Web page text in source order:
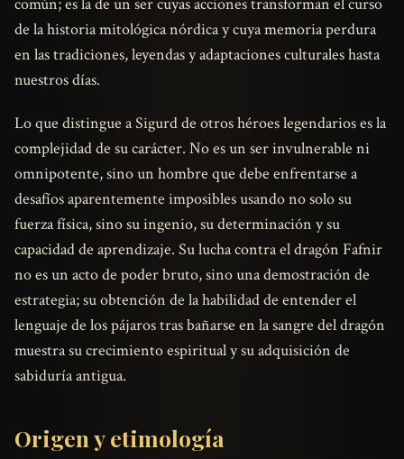
común; es la de un ser cuyas acciones transforman el curso
de la historia mitológica nórdica y cuya memoria perdura
en las tradiciones, leyendas y adaptaciones culturales hasta
nuestros días.
Lo que distingue a Sigurd de otros héroes legendarios es la
complejidad de su carácter. No es un ser invulnerable ni
omnipotente, sino un hombre que debe enfrentarse a
desafíos aparentemente imposibles usando no solo su
fuerza física, sino su ingenio, su determinación y su
capacidad de aprendizaje. Su lucha contra el dragón Fafnir
no es un acto de poder bruto, sino una demostración de
estrategia; su obtención de la habilidad de entender el
lenguaje de los pájaros tras bañarse en la sangre del dragón
muestra su crecimiento espiritual y su adquisición de
sabiduría antigua.
Origen y etimología